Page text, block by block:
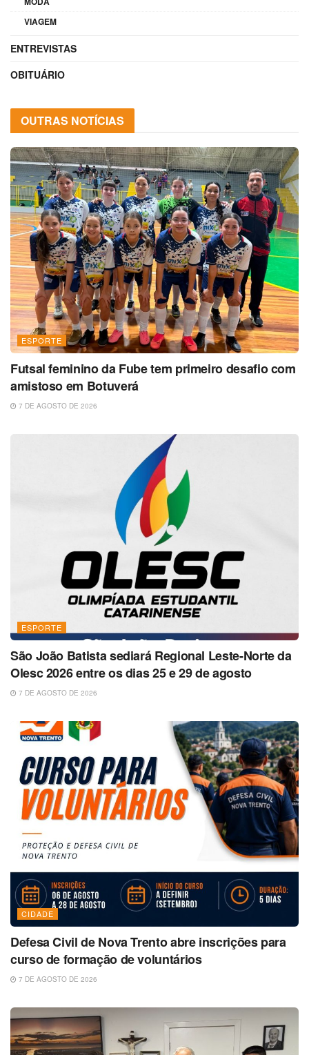
VIAGEM
ENTREVISTAS
OBITUÁRIO
OUTRAS NOTÍCIAS
ESPORTE
Futsal feminino da Fube tem primeiro desafio com
amistoso em Botuverá
7 DE AGOSTO DE 2026
ESPORTE
São João Batista sediará Regional Leste-Norte da
Olesc 2026 entre os dias 25 e 29 de agosto
7 DE AGOSTO DE 2026
CIDADE
Defesa Civil de Nova Trento abre inscrições para
curso de formação de voluntários
7 DE AGOSTO DE 2026